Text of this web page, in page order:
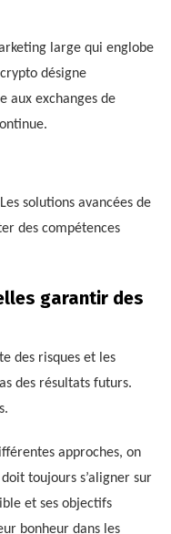
large qui englobe
désigne
aux exchanges de
solutions avancées de
des compétences
garantir des
des risques et les
des résultats futurs.
approches, on
toujours s’aligner sur
et ses objectifs
bonheur dans les